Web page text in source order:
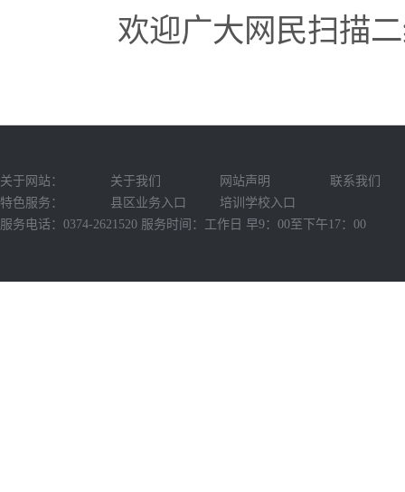
欢迎广大网民扫描
关于网站： 关于我们 网站声明
联系我们
特色服务：
县区业务入口
培训学校入口
服务电话：0374-2621520 服务时间：工作日 早9：00至下午17：00